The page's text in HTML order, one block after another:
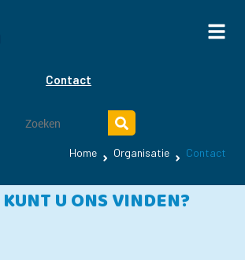
Contact
Home Organisatie Contact
U ONS VINDEN?